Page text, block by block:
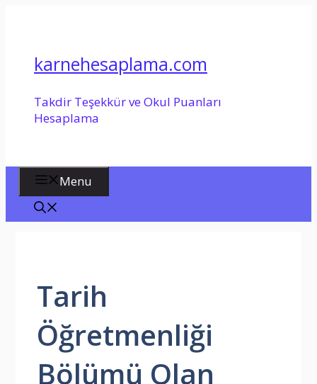
karnehesaplama.com
Takdir Teşekkür ve Okul Puanları
Hesaplama
Menu
Tarih
Öğretmenliği
Bölümü Olan